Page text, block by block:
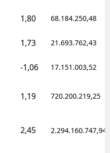
1,80 68.184.250,48
1,73 21.693.762,43
-1,06 17.151.003,52
1,19 720.200.219,25
2,45 2.294.160.747,94